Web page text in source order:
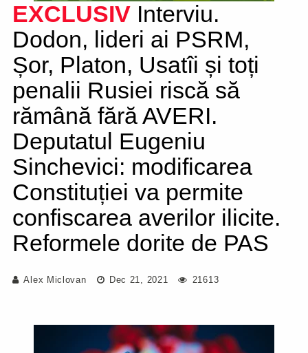
EXCLUSIV Interviu.
Dodon, lideri ai PSRM,
Șor, Platon, Usatîi și toți
penalii Rusiei riscă să
rămână fără AVERI.
Deputatul Eugeniu
Sinchevici: modificarea
Constituției va permite
confiscarea averilor ilicite.
Reformele dorite de PAS
Alex Miclovan Dec 21, 2021 21613